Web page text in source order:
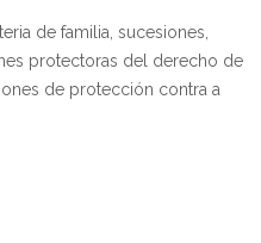
de familia, sucesiones,
protectoras del derecho de
de protección contra a